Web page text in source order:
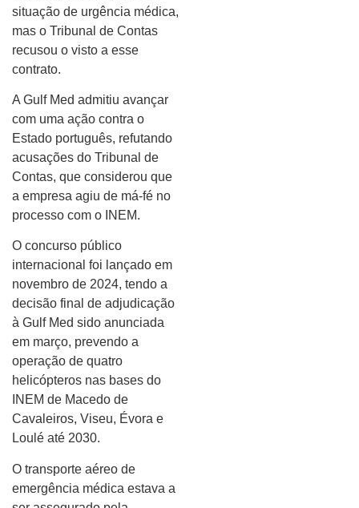
situação de urgência médica,
mas o Tribunal de Contas
recusou o visto a esse
contrato.
A Gulf Med admitiu avançar
com uma ação contra o
Estado português, refutando
acusações do Tribunal de
Contas, que considerou que
a empresa agiu de má-fé no
processo com o INEM.
O concurso público
internacional foi lançado em
novembro de 2024, tendo a
decisão final de adjudicação
à Gulf Med sido anunciada
em março, prevendo a
operação de quatro
helicópteros nas bases do
INEM de Macedo de
Cavaleiros, Viseu, Évora e
Loulé até 2030.
O transporte aéreo de
emergência médica estava a